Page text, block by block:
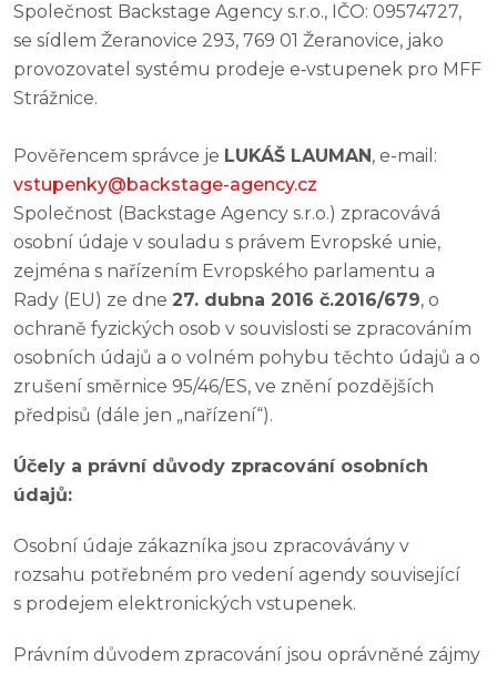
Společnost Backstage Agency s.r.o., IČO: 09574727,
se sídlem Žeranovice 293, 769 01 Žeranovice, jako
provozovatel systému prodeje e‑vstupenek pro MFF
Strážnice.
Pověřencem správce je LUKÁŠ LAUMAN, e-mail:
vstupenky@backstage-agency.cz
Společnost (Backstage Agency s.r.o.) zpracovává
osobní údaje v souladu s právem Evropské unie,
zejména s nařízením Evropského parlamentu a
Rady (EU) ze dne 27. dubna 2016 č.2016/679, o
ochraně fyzických osob v souvislosti se zpracováním
osobních údajů a o volném pohybu těchto údajů a o
zrušení směrnice 95/46/ES, ve znění pozdějších
předpisů (dále jen „nařízení“).
Účely a právní důvody zpracování osobních
údajů:
Osobní údaje zákazníka jsou zpracovávány v
rozsahu potřebném pro vedení agendy související
s prodejem elektronických vstupenek.
Právním důvodem zpracování jsou oprávněné zájmy